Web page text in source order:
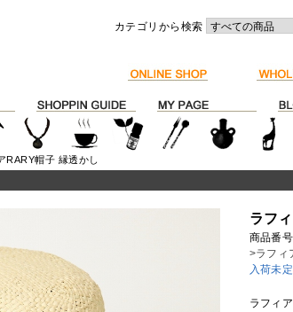
カテゴリから検索
RARY帽子 縁透かし
ラフ
商品番
>ラフィ
入荷未定
ラフィ